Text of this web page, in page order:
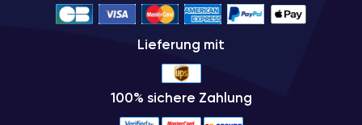
Lieferung mit
100% sichere Zahlung